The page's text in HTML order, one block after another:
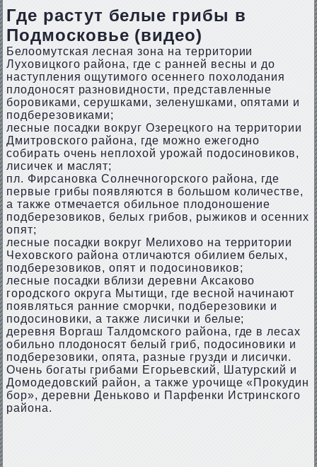
Где растут белые грибы в
Подмосковье (видео)
Белоомутская лесная зона на территории
Луховицкого района, где с ранней весны и до
наступления ощутимого осеннего похолодания
плодоносят разновидности, представленные
боровиками, серушками, зеленушками, опятами и
подберезовиками;
лесные посадки вокруг Озерецкого на территории
Дмитровского района, где можно ежегодно
собирать очень неплохой урожай подосиновиков,
лисичек и маслят;
пл. Фирсановка Солнечногорского района, где
первые грибы появляются в большом количестве,
а также отмечается обильное плодоношение
подберезовиков, белых грибов, рыжиков и осенних
опят;
лесные посадки вокруг Мелихово на территории
Чеховского района отличаются обилием белых,
подберезовиков, опят и подосиновиков;
лесные посадки вблизи деревни Аксаково
городского округа Мытищи, где весной начинают
появляться ранние сморчки, подберезовики и
подосиновики, а также лисички и белые;
деревня Воргаш Талдомского района, где в лесах
обильно плодоносят белый гриб, подосиновики и
подберезовики, опята, разные грузди и лисички.
Очень богаты грибами Егорьевский, Шатурский и
Домодедовский район, а также урочище «Прокудин
бор», деревни Деньково и Парфенки Истринского
района.